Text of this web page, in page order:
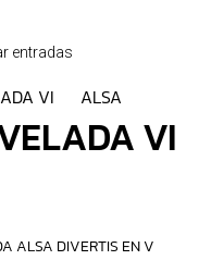
entradas
VI ALSA
VI
ALSA DIVERTIS EN V